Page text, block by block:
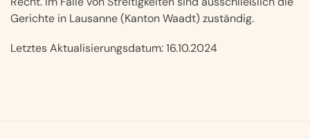
Gerichte in Lausanne (Kanton Waadt) zuständig.
Letztes Aktualisierungsdatum: 16.10.2024